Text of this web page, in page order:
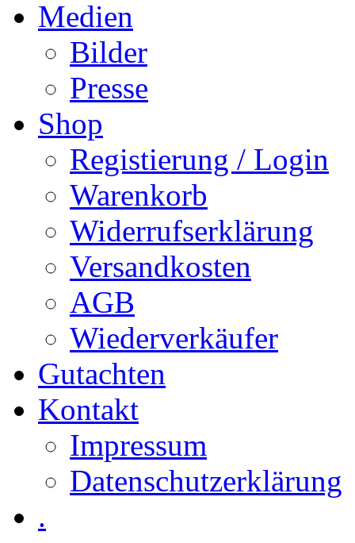
Medien
Bilder
Presse
Shop
Registierung / Login
Warenkorb
Widerrufserklärung
Versandkosten
AGB
Wiederverkäufer
Gutachten
Kontakt
Impressum
Datenschutzerklärung
.